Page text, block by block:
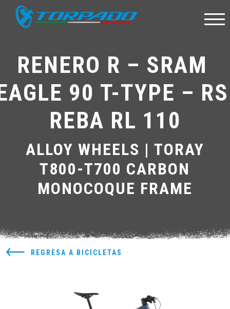
RENERO R – SRAM
90 T-TYPE –
REBA RL 110
ALLOY WHEELS | TORAY
T800-T700 CARBON
MONOCOQUE FRAME
REGRESA A BICICLETAS